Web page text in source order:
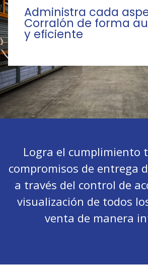
Administra cada
Corralón de forma
y eficiente
Logra el cumplimiento
compromisos de entrega
a través del control de
visualización de todos
venta de manera